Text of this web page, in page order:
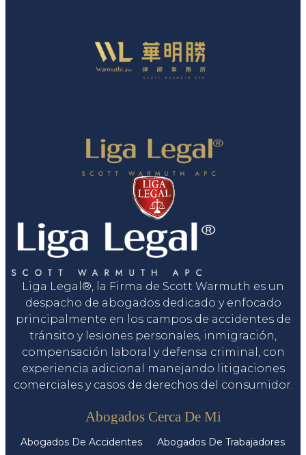
Liga Legal®, la Firma de Scott Warmuth es un
despacho de abogados dedicado y enfocado
principalmente en los campos de accidentes de
tránsito y lesiones personales, inmigración,
compensación laboral y defensa criminal, con
experiencia adicional manejando litigaciones
comerciales y casos de derechos del consumidor.
Abogados Cerca De Mi
Abogados De Accidentes Abogados De Trabajadores